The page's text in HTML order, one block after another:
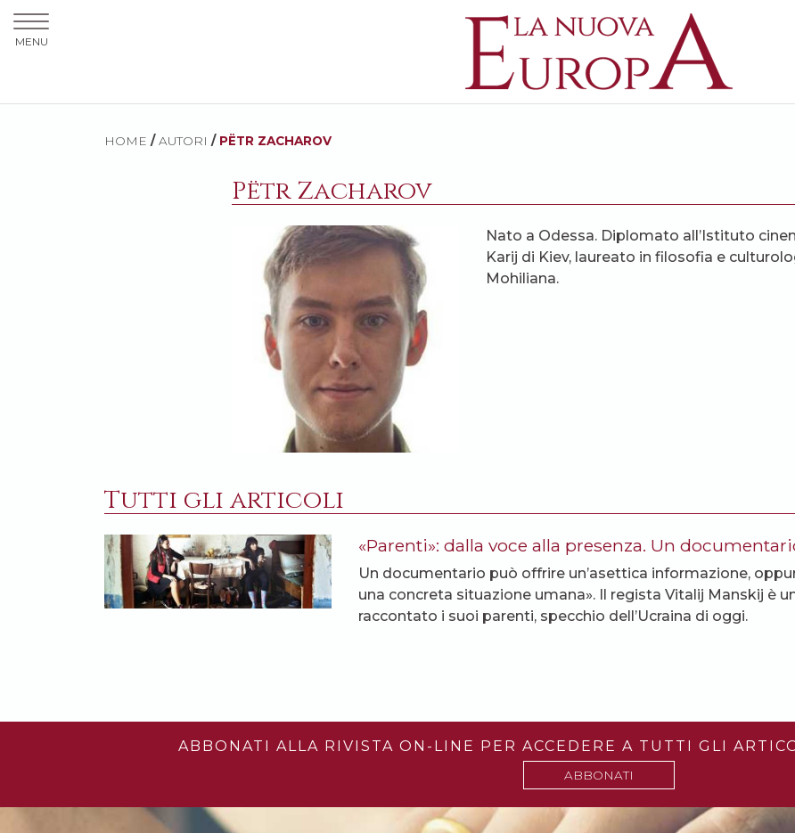
HOME / AUTORI / PËTR ZACHAROV
Pëtr Zacharov
Nato a Odessa. Diplomato all’Istituto
Karij di Kiev, laureato in filosofia e
Mohiliana.
Tutti gli articoli
«Parenti»: dalla voce alla presenza. Un
Un documentario può offrire un’asettica informazione,
una concreta situazione umana». Il regista Vitalij Manskij è
raccontato i suoi parenti, specchio dell’Ucraina di oggi.
ABBONATI ALLA RIVISTA ON-LINE PER ACCEDERE A TUTTI GLI
ABBONATI
MENU